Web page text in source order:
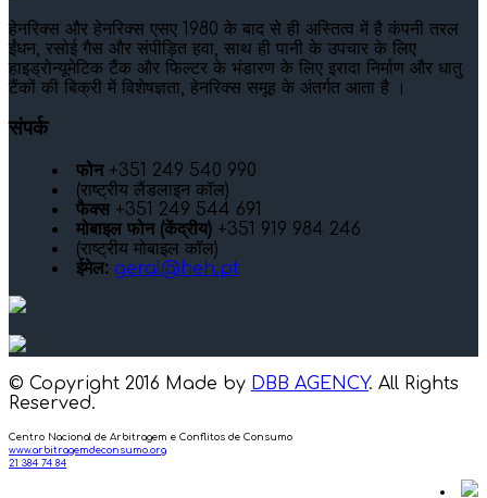
हेनरिक्स और हेनरिक्स एसए 1980 के बाद से ही अस्तित्व में है कंपनी तरल
ईंधन, रसोई गैस और संपीड़ित हवा, साथ ही पानी के उपचार के लिए
हाइड्रोन्यूमेटिक टैंक और फिल्टर के भंडारण के लिए इरादा निर्माण और धातु
टैंकों की बिक्री में विशेषज्ञता, हेनरिक्स समूह के अंतर्गत आता है ।
संपर्क
फोन+351 249 540 990
(राष्ट्रीय लैंडलाइन कॉल)
फैक्स+351 249 544 691
मोबाइल फोन (केंद्रीय) +351 919 984 246
(राष्ट्रीय मोबाइल कॉल)
ईमेल: geral@heh.pt
© Copyright 2016 Made by DBB AGENCY. All Rights
Reserved.
Centro Nacional de Arbitragem e Conflitos de Consumo
www.arbitragemdeconsumo.org
21 384 74 84